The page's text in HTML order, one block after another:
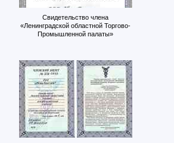
Свидетельство члена
«Ленинградской областной Торгово-
Промышленной палаты»